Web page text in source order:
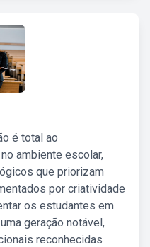
é total ao
ambiente escolar,
que priorizam
por criatividade
os estudantes em
geração notável,
reconhecidas